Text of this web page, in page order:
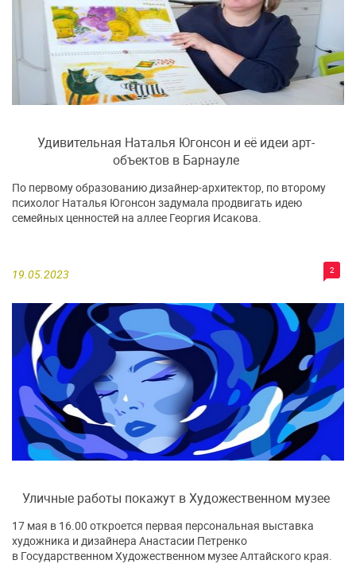
Удивительная Наталья Югонсон и её идеи арт-
объектов в Барнауле
19.05.2023 2
По первому образованию дизайнер-архитектор, по второму
психолог Наталья Югонсон задумала продвигать идею
семейных ценностей на аллее Георгия Исакова.
Уличные работы покажут в Художественном музее
17 мая в 16.00 откроется первая персональная выставка
художника и дизайнера Анастасии Петренко
в Государственном Художественном музее Алтайского края.